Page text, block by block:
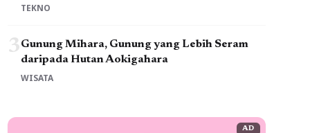
TEKNO
3Gunung Mihara, Gunung yang Lebih Seram
daripada Hutan Aokigahara
WISATA
AD